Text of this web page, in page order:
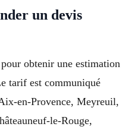
un devis
obtenir une estimation
tarif est communiqué
en-Provence, Meyreuil,
le-Rouge,